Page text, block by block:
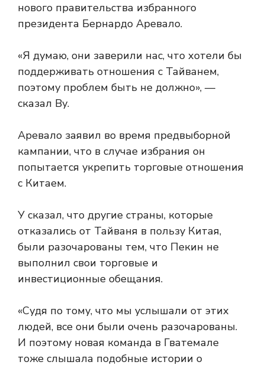
нового правительства избранного
президента Бернардо Аревало.
«Я думаю, они заверили нас, что хотели бы
поддерживать отношения с Тайванем,
поэтому проблем быть не должно», —
сказал Ву.
Аревало заявил во время предвыборной
кампании, что в случае избрания он
попытается укрепить торговые отношения
с Китаем.
У сказал, что другие страны, которые
отказались от Тайваня в пользу Китая,
были разочарованы тем, что Пекин не
выполнил свои торговые и
инвестиционные обещания.
«Судя по тому, что мы услышали от этих
людей, все они были очень разочарованы.
И поэтому новая команда в Гватемале
тоже слышала подобные истории о